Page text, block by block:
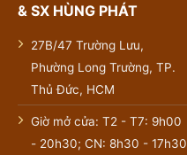
& SX HÙNG PHÁT
27B/47 Trường Lưu,
Phường Long Trường, TP.
Thủ Đức, HCM
Giờ mở cửa: T2 - T7: 9h00
- 20h30; CN: 8h30 - 17h30